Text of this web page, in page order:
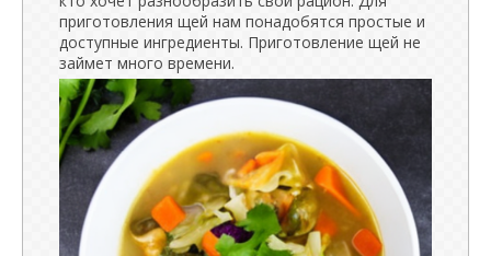
приготовления щей нам понадобятся простые и
доступные ингредиенты. Приготовление щей не
займет много времени.